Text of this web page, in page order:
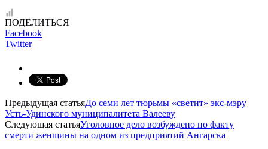
ПОДЕЛИТЬСЯ
Facebook
Twitter
Предыдущая статьяДо семи лет тюрьмы «светит» экс-мэру
Усть-Удинского муниципалитета Валееву
Следующая статьяУголовное дело возбуждено по факту
смерти женщины на одном из предприятий Ангарска